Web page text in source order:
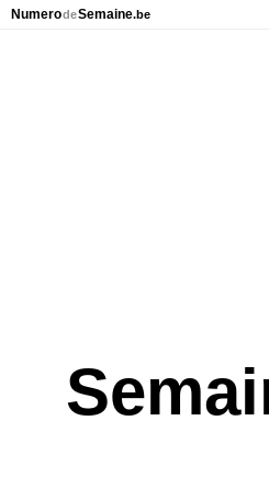
NumerodeSemaine.be